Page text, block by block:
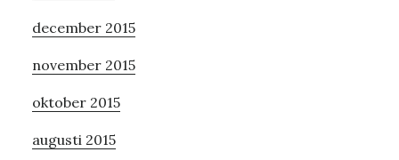
december 2015
november 2015
oktober 2015
augusti 2015